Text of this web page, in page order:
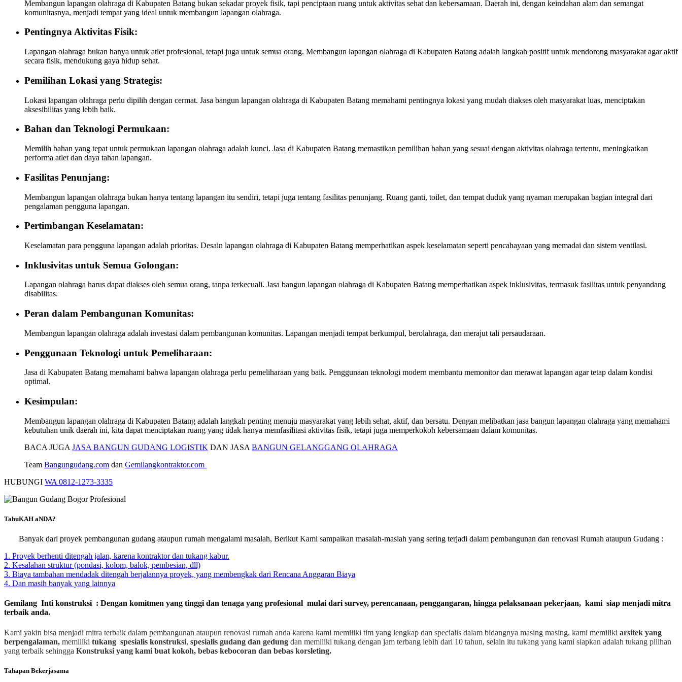
Membangun lapangan olahraga di Kabupaten Batang bukan sekadar proyek fisik, tapi penciptaan ruang untuk aktivitas sehat dan kebersamaan. Daerah ini, dengan keindahan alam dan semangat
komunitasnya, menjadi tempat yang ideal untuk membangun lapangan olahraga.
Pentingnya Aktivitas Fisik:
Lapangan olahraga bukan hanya untuk atlet profesional, tetapi juga untuk semua orang. Membangun lapangan olahraga di Kabupaten Batang adalah langkah positif untuk mendorong masyarakat agar aktif
secara fisik, mendukung gaya hidup sehat.
Pemilihan Lokasi yang Strategis:
Lokasi lapangan olahraga perlu dipilih dengan cermat. Jasa bangun lapangan olahraga di Kabupaten Batang memahami pentingnya lokasi yang mudah diakses oleh masyarakat luas, menciptakan
aksesibilitas yang lebih baik.
Bahan dan Teknologi Permukaan:
Memilih bahan yang tepat untuk permukaan lapangan olahraga adalah kunci. Jasa di Kabupaten Batang memastikan pemilihan bahan yang sesuai dengan aktivitas olahraga tertentu, meningkatkan
performa atlet dan daya tahan lapangan.
Fasilitas Penunjang:
Membangun lapangan olahraga bukan hanya tentang lapangan itu sendiri, tetapi juga tentang fasilitas penunjang. Ruang ganti, toilet, dan tempat duduk yang nyaman merupakan bagian integral dari
pengalaman pengguna lapangan.
Pertimbangan Keselamatan:
Keselamatan para pengguna lapangan adalah prioritas. Desain lapangan olahraga di Kabupaten Batang memperhatikan aspek keselamatan seperti pencahayaan yang memadai dan sistem ventilasi.
Inklusivitas untuk Semua Golongan:
Lapangan olahraga harus dapat diakses oleh semua orang, tanpa terkecuali. Jasa bangun lapangan olahraga di Kabupaten Batang memperhatikan aspek inklusivitas, termasuk fasilitas untuk penyandang
disabilitas.
Peran dalam Pembangunan Komunitas:
Membangun lapangan olahraga adalah investasi dalam pembangunan komunitas. Lapangan menjadi tempat berkumpul, berolahraga, dan merajut tali persaudaraan.
Penggunaan Teknologi untuk Pemeliharaan:
Jasa di Kabupaten Batang memahami bahwa lapangan olahraga perlu pemeliharaan yang baik. Penggunaan teknologi modern membantu memonitor dan merawat lapangan agar tetap dalam kondisi
optimal.
Kesimpulan:
Membangun lapangan olahraga di Kabupaten Batang adalah langkah penting menuju masyarakat yang lebih sehat, aktif, dan bersatu. Dengan melibatkan jasa bangun lapangan olahraga yang memahami
kebutuhan unik daerah ini, kita dapat menciptakan ruang yang tidak hanya memfasilitasi aktivitas fisik, tetapi juga memperkokoh kebersamaan dalam komunitas.
BACA JUGA JASA BANGUN GUDANG LOGISTIK DAN JASA BANGUN GELANGGANG OLAHRAGA
Team Bangungudang.com dan Gemilangkontraktor.com
HUBUNGI WA 0812-1273-3335
TahuKAH aNDA?
Banyak dari proyek pembangunan gudang ataupun rumah mengalami masalah, Berikut Kami sampaikan masalah-maslah yang sering terjadi dalam pembangunan dan renovasi Rumah ataupun Gudang :
1. Proyek berhenti ditengah jalan, karena kontraktor dan tukang kabur.
2. Kesalahan struktur (pondasi, kolom, balok, pembesian, dll)
3. Biaya tambahan mendadak ditengah berjalannya proyek, yang membengkak dari Rencana Anggaran Biaya
4. Dan masih banyak yang lainnya
Gemilang Inti konstruksi : Dengan komitmen yang tinggi dan tenaga yang profesional mulai dari survey, perencanaan, penggangaran, hingga pelaksanaan pekerjaan, kami siap menjadi mitra
terbaik anda.
Kami yakin bisa menjadi mitra terbaik dalam pembangunan ataupun renovasi rumah anda karena kami memiliki tim yang lengkap dan specialis dalam bidangnya masing masing, kami memiliki arsitek yang
berpengalaman, memiliki tukang spesialis konstruksi, spesialis gudang dan gedung dan memiliki tukang dengan jam terbang lebih dari 10 tahun, selain itu tukang yang kami siapkan adalah tukang pilihan
yang terbaik sehingga Konstruksi yang kami buat kokoh, bebas kebocoran dan bebas korsleting.
Tahapan Bekerjasama